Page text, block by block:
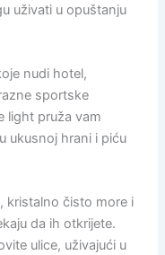
uživati u opuštanju
nudi hotel,
sportske
light pruža vam
ukusnoj hrani i piću
kristalno čisto more i
da ih otkrijete.
ulice, uživajući u